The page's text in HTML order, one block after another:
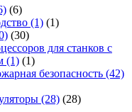
(6)
(1) (1)
(30)
для станков с
(1) (1)
безопасность (42)
(28) (28)